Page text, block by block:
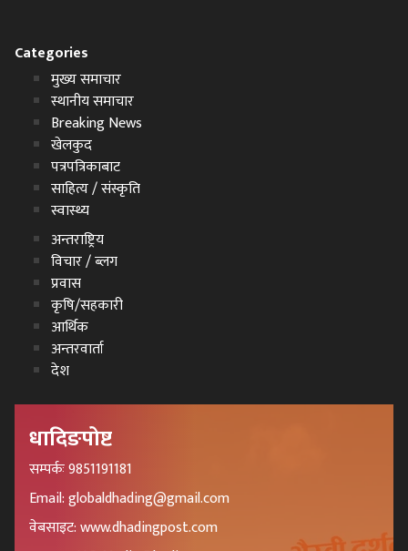
Categories
मुख्य समाचार
स्थानीय समाचार
Breaking News
खेलकुद
पत्रपत्रिकाबाट
साहित्य / संस्कृति
स्वास्थ्य
अन्तराष्ट्रिय
विचार / ब्लग
प्रवास
कृषि/सहकारी
आर्थिक
अन्तरवार्ता
देश
धादिङपोष्ट
सम्पर्कः 9851191181
Email: globaldhading@gmail.com
वेबसाइट: www.dhadingpost.com